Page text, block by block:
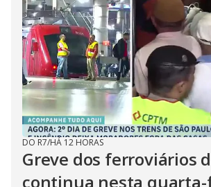
DO R7/HÁ 12 HORAS
Greve dos ferroviários
continua nesta quarta-